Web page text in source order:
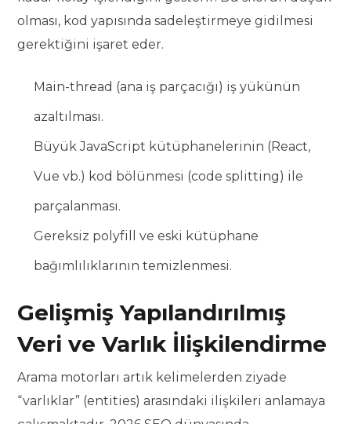
olması, kod yapısında sadeleştirmeye gidilmesi
gerektiğini işaret eder.
Main-thread (ana iş parçacığı) iş yükünün
azaltılması.
Büyük JavaScript kütüphanelerinin (React,
Vue vb.) kod bölünmesi (code splitting) ile
parçalanması.
Gereksiz polyfill ve eski kütüphane
bağımlılıklarının temizlenmesi.
Gelişmiş Yapılandırılmış
Veri ve Varlık İlişkilendirme
Arama motorları artık kelimelerden ziyade
“varlıklar” (entities) arasındaki ilişkileri anlamaya